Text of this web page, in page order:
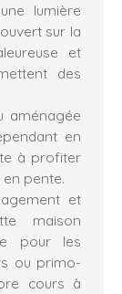
lumière
sur la
et
des
aménagée
en
à profiter
pente.
et
maison
pour les
ou primo-
cours à